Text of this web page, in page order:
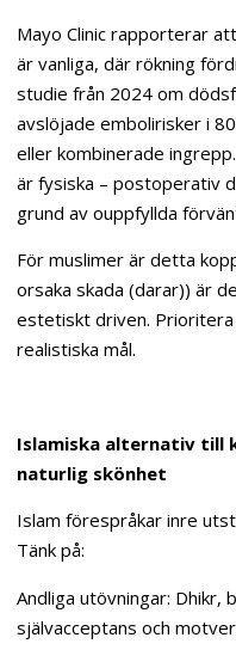
Mayo Clinic rapporterar
är vanliga, där rökning
studie från 2024 om
avslöjade embolirisker i
eller kombinerade
är fysiska – postoperativ
grund av ouppfyllda
För muslimer är detta
orsaka skada (darar)) är
estetiskt driven.
realistiska mål.
Islamiska alternativ till
naturlig skönhet
Islam förespråkar inre
Tänk på:
Andliga utövningar: Dhikr,
självacceptans och